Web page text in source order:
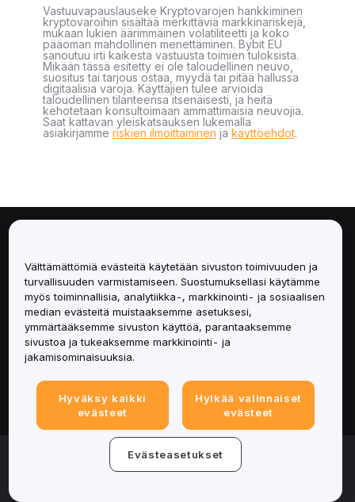
Vastuuvapauslauseke Kryptovarojen hankkiminen
kryptovaroihin sisältää merkittäviä markkinariskejä,
mukaan lukien äärimmäinen volatiliteetti ja koko
pääoman mahdollinen menettäminen. Bybit EU
sanoutuu irti kaikesta vastuusta toimien tuloksista.
Mikään tässä esitetty ei ole taloudellinen neuvo,
suositus tai tarjous ostaa, myydä tai pitää hallussa
digitaalisia varoja. Käyttäjien tulee arvioida
taloudellinen tilanteensa itsenäisesti, ja heitä
kehotetaan konsultoimaan ammattimaisia neuvojia.
Saat kattavan yleiskatsauksen lukemalla
asiakirjamme riskien ilmoittaminen ja käyttöehdot.
Palvelut
Tuki
Tuotteet
Lakiasiat
© 2025-2026 Bybit.eu. All rights reserved.
Välttämättömiä evästeitä käytetään sivuston toimivuuden ja
turvallisuuden varmistamiseen. Suostumuksellasi käytämme
myös toiminnallisia, analytiikka-, markkinointi- ja sosiaalisen
median evästeitä muistaaksemme asetuksesi,
ymmärtääksemme sivuston käyttöä, parantaaksemme
sivustoa ja tukeaksemme markkinointi- ja
jakamisominaisuuksia.
Hyväksy kaikki
evästeet
Hylkää valinnaiset
evästeet
Evästeasetukset